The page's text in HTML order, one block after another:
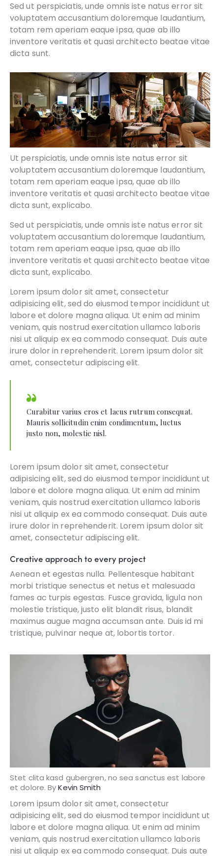
Sed ut perspiciatis, unde omnis iste natus error sit
voluptatem accusantium doloremque laudantium,
totam rem aperiam eaque ipsa, quae ab illo
inventore veritatis et quasi architecto beatae vitae
dicta sunt.
Ut perspiciatis, unde omnis iste natus error sit
voluptatem accusantium doloremque laudantium,
totam rem aperiam eaque ipsa, quae ab illo
inventore veritatis et quasi architecto beatae vitae
dicta sunt, explicabo.
Sed ut perspiciatis, unde omnis iste natus error sit
voluptatem accusantium doloremque laudantium,
totam rem aperiam eaque ipsa, quae ab illo
inventore veritatis et quasi architecto beatae vitae
dicta sunt, explicabo.
Lorem ipsum dolor sit amet, consectetur
adipisicing elit, sed do eiusmod tempor incididunt ut
labore et dolore magna aliqua. Ut enim ad minim
veniam, quis nostrud exercitation ullamco laboris
nisi ut aliquip ex ea commodo consequat. Duis aute
irure dolor in reprehenderit. Lorem ipsum dolor sit
amet, consectetur adipiscing elit.
Curabitur varius eros et lacus rutrum consequat.
Mauris sollicitudin enim condimentum, luctus
justo non, molestie nisl.
Lorem ipsum dolor sit amet, consectetur
adipisicing elit, sed do eiusmod tempor incididunt ut
labore et dolore magna aliqua. Ut enim ad minim
veniam, quis nostrud exercitation ullamco laboris
nisi ut aliquip ex ea commodo consequat. Duis aute
irure dolor in reprehenderit. Lorem ipsum dolor sit
amet, consectetur adipiscing elit.
Creative approach to every project
Aenean et egestas nulla. Pellentesque habitant
morbi tristique senectus et netus et malesuada
fames ac turpis egestas. Fusce gravida, ligula non
molestie tristique, justo elit blandit risus, blandit
maximus augue magna accumsan ante. Duis id mi
tristique, pulvinar neque at, lobortis tortor.
Stet clita kasd gubergren, no sea sanctus est labore
et dolore. ByKevin Smith
Lorem ipsum dolor sit amet, consectetur
adipisicing elit, sed do eiusmod tempor incididunt ut
labore et dolore magna aliqua. Ut enim ad minim
veniam, quis nostrud exercitation ullamco laboris
nisi ut aliquip ex ea commodo consequat. Duis aute